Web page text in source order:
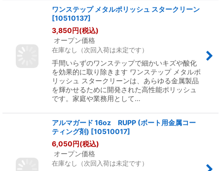
ワンステップ メタルポリッシュ スタークリーン
[10510137]
3,850円(税込)
オープン価格
在庫なし（次回入荷は未定です）
手間いらずのワンステップで細かいキズや酸化
を効果的に取り除きます ワンステップ メタルポ
リッシュ スタークリーンは、あらゆる金属製品
を輝かせるために開発された高性能ポリッシュ
です。家庭や業務用として…
アルマガード 16oz RUPP (ボート用金属コー
ティング剤) [10510017]
6,050円(税込)
オープン価格
在庫なし（次回入荷は未定です）